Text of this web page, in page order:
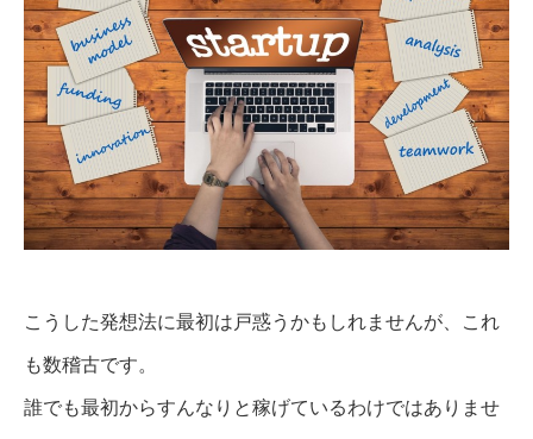
こうした発想法に最初は戸惑うかもしれませんが、これ
も数稽古です。
誰でも最初からすんなりと稼げているわけではありませ